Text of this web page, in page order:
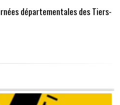
départementales des Tiers-